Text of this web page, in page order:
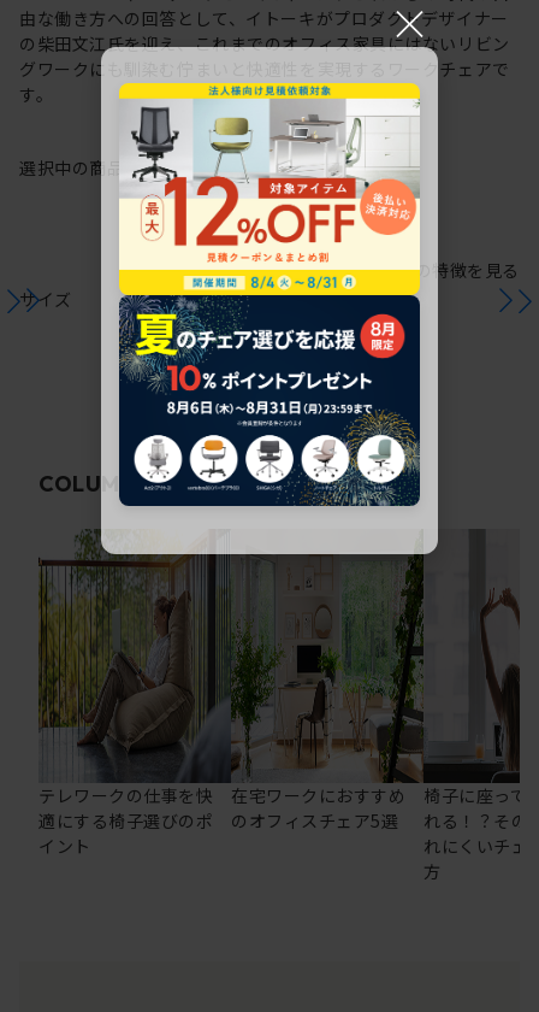
由な働き方への回答として、イトーキがプロダクトデザイナー
の柴田文江氏を迎え、これまでのオフィス家具にはないリビン
グワークにも馴染む佇まいと快適性を実現するワークチェアで
す。
選択中の商品情報保証 注意事項
サイズ
シリーズの特徴を見る
COLUMN 関連コラム
テレワークの仕事を快
適にする椅子選びのポ
イント
在宅ワークにおすすめ
のオフィスチェア5選
椅子に座って
れる！？その
れにくいチェ
方
×